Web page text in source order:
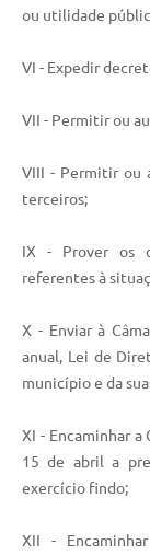
ou utilidade
VI - Expedir
VII - Permitir ou
VIII - Permitir ou
terceiros;
IX - Prover os
referentes à
X - Enviar à
anual, Lei de
município e da
XI - Encaminhar a
15 de abril a
exercício findo;
XII -